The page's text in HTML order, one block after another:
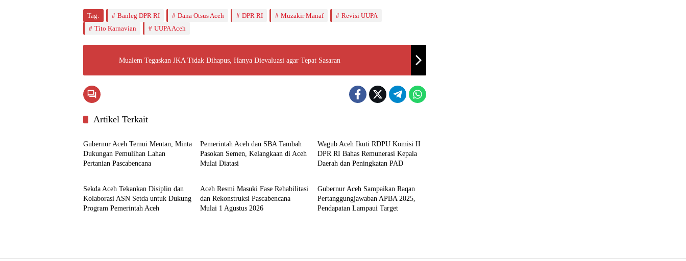
Tag: Banleg DPR RI Dana Otsus Aceh DPR RI Muzakir Manaf
Revisi UUPA
Tito Karnavian
UUPA Aceh
Mualem Tegaskan JKA Tidak Dihapus, Hanya Dievaluasi agar Tepat Sasaran
Artikel Terkait
Pemerintahan
Gubernur Aceh Temui Mentan, Minta
Dukungan Pemulihan Lahan
Pertanian Pascabencana
Pemerintah Aceh dan SBA Tambah
Pasokan Semen, Kelangkaan di Aceh
Mulai Diatasi
Wagub Aceh Ikuti RDPU Komisi II
DPR RI Bahas Remunerasi Kepala
Daerah dan Peningkatan PAD
Sekda Aceh Tekankan Disiplin dan
Kolaborasi ASN Setda untuk Dukung
Program Pemerintah Aceh
Aceh Resmi Masuki Fase Rehabilitasi
dan Rekonstruksi Pascabencana
Mulai 1 Agustus 2026
Gubernur Aceh Sampaikan Raqan
Pertanggungjawaban APBA 2025,
Pendapatan Lampaui Target